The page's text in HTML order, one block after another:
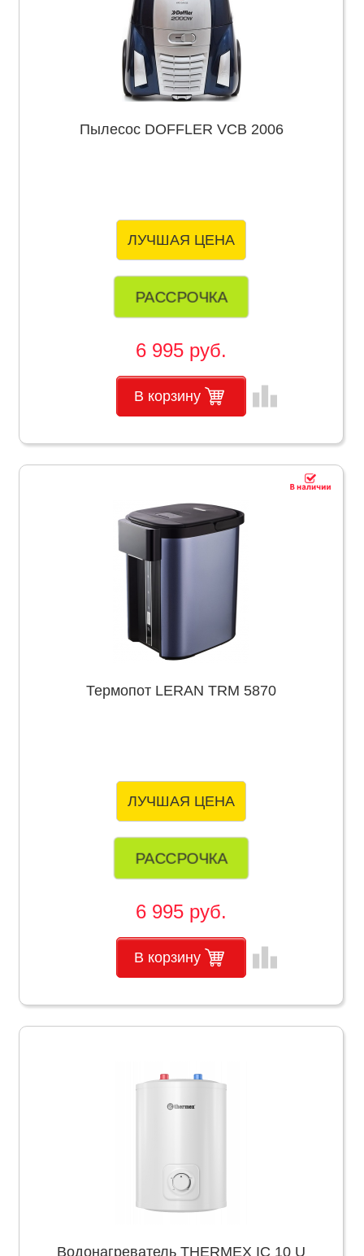
Пылесос DOFFLER VCB 2006
ЛУЧШАЯ ЦЕНА
РАССРОЧКА
6 995 руб.
В корзину leaderboard
Термопот LERAN TRM 5870
ЛУЧШАЯ ЦЕНА
РАССРОЧКА
6 995 руб.
В корзину leaderboard
Водонагреватель THERMEX IC 10 U